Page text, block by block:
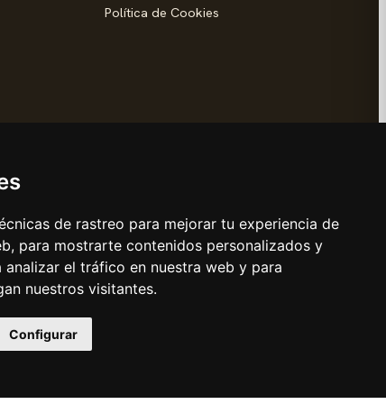
de rastreo para mejorar tu experiencia de
para mostrarte contenidos personalizados y
analizar el tráfico en nuestra web y para
nuestros visitantes.
Configurar
Política de Cookies
Hecho con cariño en Coslada